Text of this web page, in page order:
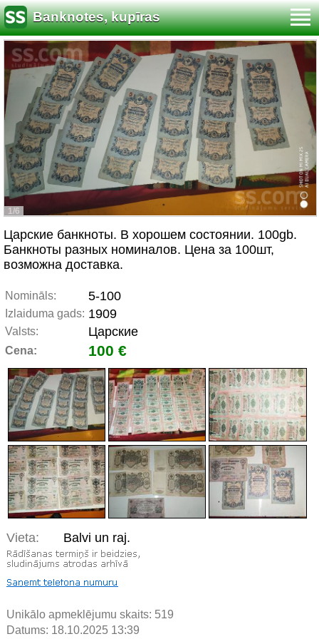
Banknotes, kupīras
1/6
Царские банкноты. В хорошем состоянии. 100gb.
Банкноты разных номиналов. Цена за 100шт,
возможна доставка.
Nomināls: 5-100
Izlaiduma gads: 1909
Valsts: Царские
Cena: 100 €
Vieta: Balvi un raj.
Unikālo apmeklējumu skaits: 519
Datums: 18.10.2025 13:39